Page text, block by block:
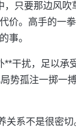
，只要那边风吹
价。高手的一
事。
**干扰，足以承
势孤注一掷一
系不是很密切